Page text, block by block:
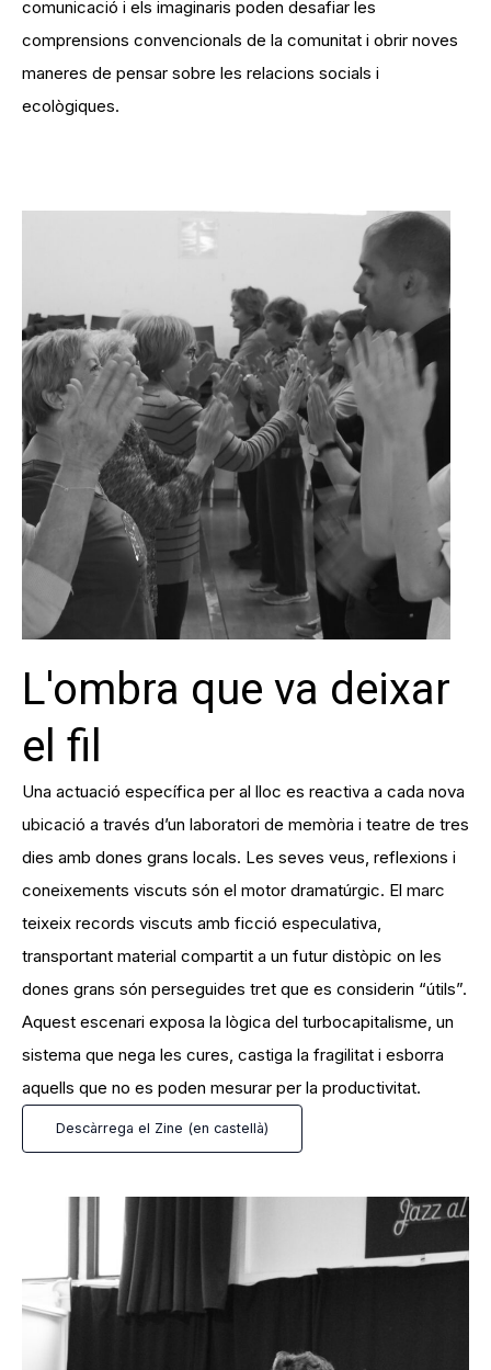
comunicació i els imaginaris poden desafiar les
comprensions convencionals de la comunitat i obrir noves
maneres de pensar sobre les relacions socials i
ecològiques.
L'ombra que va deixar
el fil
Una actuació específica per al lloc es reactiva a cada nova
ubicació a través d’un laboratori de memòria i teatre de tres
dies amb dones grans locals. Les seves veus, reflexions i
coneixements viscuts són el motor dramatúrgic. El marc
teixeix records viscuts amb ficció especulativa,
transportant material compartit a un futur distòpic on les
dones grans són perseguides tret que es considerin “útils”.
Aquest escenari exposa la lògica del turbocapitalisme, un
sistema que nega les cures, castiga la fragilitat i esborra
aquells que no es poden mesurar per la productivitat.
Descàrrega el Zine (en castellà)